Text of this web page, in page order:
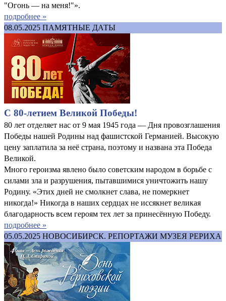
"Огонь — на меня!"».
подробнее »
08.05.2025 ПАМЯТНЫЕ ДАТЫ
С 80-летием Великой Победы!
80 лет отделяет нас от 9 мая 1945 года — Дня провозглашения
Победы нашей Родины над фашистской Германией. Высокую
цену заплатила за неё страна, поэтому и названа эта Победа
Великой.
Много героизма явлено было советским народом в борьбе с
силами зла и разрушения, пытавшимися уничтожить нашу
Родину. «Этих дней не смолкнет слава, не померкнет
никогда!» Никогда в наших сердцах не иссякнет великая
благодарность всем героям тех лет за принесённую Победу.
подробнее »
05.05.2025 НОВОСИБИРСК. РЕПОРТАЖИ МУЗЕЯ РЕРИХА